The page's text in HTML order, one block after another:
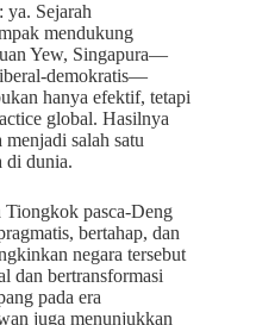
ya. Sejarah
mendukung
Yew, Singapura—
demokratis—
hanya efektif, tetapi
global. Hasilnya
salah satu
di dunia.
Tiongkok pasca-Deng
bertahap, dan
negara tersebut
dan bertransformasi
pada era
juga menunjukkan